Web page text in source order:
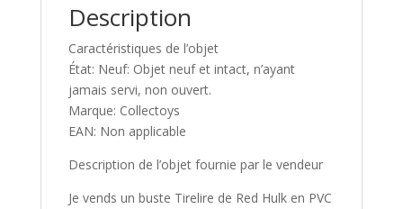
Description
Caractéristiques de l’objet
État: Neuf: Objet neuf et intact, n’ayant
jamais servi, non ouvert.
Marque: Collectoys
EAN: Non applicable
Description de l’objet fournie par le vendeur
Je vends un buste Tirelire de Red Hulk en PVC